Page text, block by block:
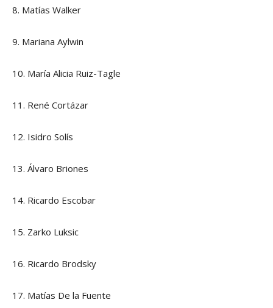
8. Matías Walker
9. Mariana Aylwin
10. María Alicia Ruiz-Tagle
11. René Cortázar
12. Isidro Solís
13. Álvaro Briones
14. Ricardo Escobar
15. Zarko Luksic
16. Ricardo Brodsky
17. Matías De la Fuente